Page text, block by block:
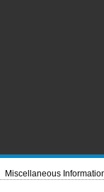
Miscellaneous